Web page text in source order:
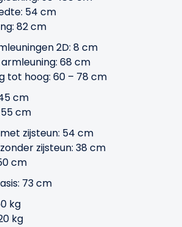
54 cm
82 cm
2D: 8 cm
68 cm
tot hoog: 60 – 78 cm
cm
cm
zijsteun: 54 cm
zijsteun: 38 cm
cm
73 cm
kg
kg